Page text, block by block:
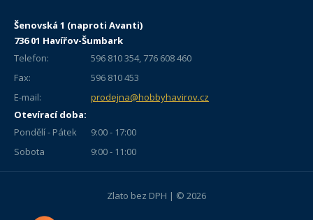
Šenovská 1 (naproti Avanti)
736 01 Havířov-Šumbark
Telefon:
596 810 354, 776 608 460
Fax:
596 810 453
E-mail:
prodejna@hobbyhavirov.cz
Otevírací doba:
Pondělí - Pátek
9:00 - 17:00
Sobota
9:00 - 11:00
Zlato bez DPH | © 2026